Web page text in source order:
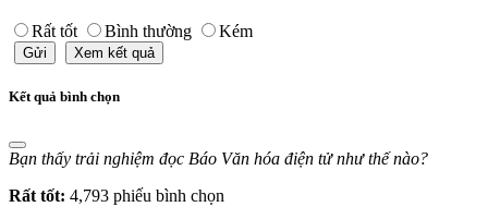
Rất tốt Bình thường Kém
Gửi Xem kết quả
Kết quả bình chọn
Bạn thấy trải nghiệm đọc Báo Văn hóa điện tử như thế nào?
Rất tốt: 4,793 phiếu bình chọn